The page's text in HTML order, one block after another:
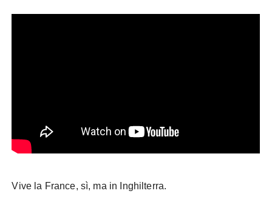
Vive la France, sì, ma in Inghilterra.